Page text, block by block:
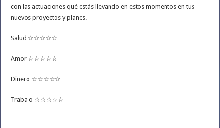
con las actuaciones qué estás llevando en estos momentos en tus
nuevos proyectos y planes.
Salud ☆☆☆☆☆
Amor ☆☆☆☆☆
Dinero ☆☆☆☆☆
Trabajo ☆☆☆☆☆